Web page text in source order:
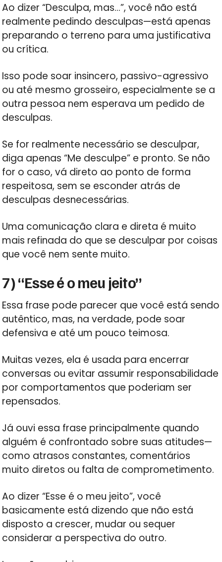
Ao dizer “Desculpa, mas…”, você não está
realmente pedindo desculpas—está apenas
preparando o terreno para uma justificativa
ou crítica.
Isso pode soar insincero, passivo-agressivo
ou até mesmo grosseiro, especialmente se a
outra pessoa nem esperava um pedido de
desculpas.
Se for realmente necessário se desculpar,
diga apenas “Me desculpe” e pronto. Se não
for o caso, vá direto ao ponto de forma
respeitosa, sem se esconder atrás de
desculpas desnecessárias.
Uma comunicação clara e direta é muito
mais refinada do que se desculpar por coisas
que você nem sente muito.
7) “Esse é o meu jeito”
Essa frase pode parecer que você está sendo
autêntico, mas, na verdade, pode soar
defensiva e até um pouco teimosa.
Muitas vezes, ela é usada para encerrar
conversas ou evitar assumir responsabilidade
por comportamentos que poderiam ser
repensados.
Já ouvi essa frase principalmente quando
alguém é confrontado sobre suas atitudes—
como atrasos constantes, comentários
muito diretos ou falta de comprometimento.
Ao dizer “Esse é o meu jeito”, você
basicamente está dizendo que não está
disposto a crescer, mudar ou sequer
considerar a perspectiva do outro.